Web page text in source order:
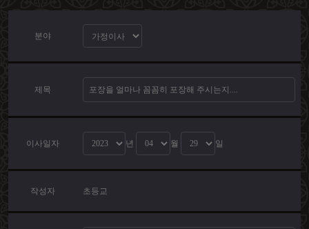
분야
제목
이사일자 년 월 일
작성자 초등교